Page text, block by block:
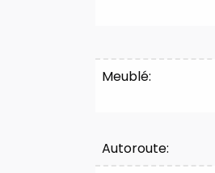
Confort
Meublé:
Autoroute: